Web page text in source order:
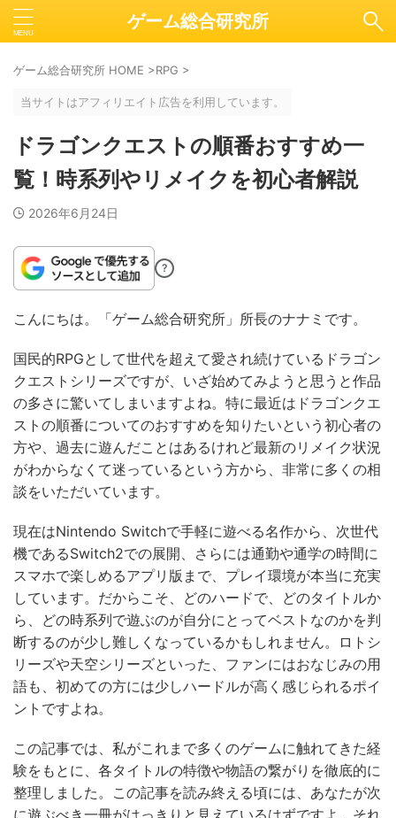
ゲーム総合研究所
ゲーム総合研究所 HOME >RPG >
当サイトはアフィリエイト広告を利用しています。
ドラゴンクエストの順番おすすめ一
覧！時系列やリメイクを初心者解説
2026年6月24日
?
こんにちは。「ゲーム総合研究所」所長のナナミです。
国民的RPGとして世代を超えて愛され続けているドラゴン
クエストシリーズですが、いざ始めてみようと思うと作品
の多さに驚いてしまいますよね。特に最近はドラゴンクエ
ストの順番についてのおすすめを知りたいという初心者の
方や、過去に遊んだことはあるけれど最新のリメイク状況
がわからなくて迷っているという方から、非常に多くの相
談をいただいています。
現在はNintendo Switchで手軽に遊べる名作から、次世代
機であるSwitch2での展開、さらには通勤や通学の時間に
スマホで楽しめるアプリ版まで、プレイ環境が本当に充実
しています。だからこそ、どのハードで、どのタイトルか
ら、どの時系列で遊ぶのが自分にとってベストなのかを判
断するのが少し難しくなっているかもしれません。ロトシ
リーズや天空シリーズといった、ファンにはおなじみの用
語も、初めての方には少しハードルが高く感じられるポイ
ントですよね。
この記事では、私がこれまで多くのゲームに触れてきた経
験をもとに、各タイトルの特徴や物語の繋がりを徹底的に
整理しました。この記事を読み終える頃には、あなたが次